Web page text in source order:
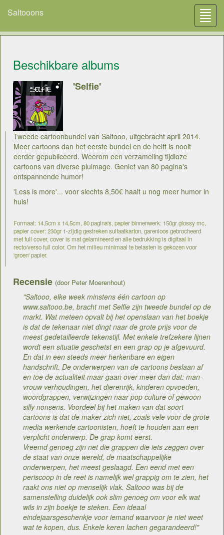
Saltooons
Beschikbare albums
'Selfie'
Tweede cartoonbundel van Saltooo, uitgebracht april 2014.
Meer cartoons dan het eerste bundel en de helft is nooit
eerder gepubliceerd. Weerom een verzameling tijdloze
cartoons van diverse pluimage. Geniet van 80 pagina's
ontspannende humor!
'Less is more'... voor slechts 8,50€ haalt u nog meer humor in
huis!
Formaat: 14,5cm x 14,5cm, 80 pagina's, papier binnenwerk: 150gr glossy mc,
papier cover: 230gr 1-zijdig gestreken sulfaatkarton, garenloos gebrocheerd
met full cover, cover is mat gelamineerd en alle bedrukking is digitaal in
recto/verso full color. Om het milieu minimaal te belasten is gekozen voor
'groen' papier.
Recensie (door Peter Moerenhout)
"Saltooo, elke week minstens één cartoon op
www.saltooo.be, bracht met Selfie zijn tweede bundel op de
markt. Wat meteen opvalt bij het openslaan van het boekje
is dat de tekenaar niet dingt naar de grote prijs voor de
meest gedetailleerde tekenstijl. Met enkele trefzekere lijnen
wordt een situatie geschetst en een grap op je afgevuurd.
En dat in een steeds meer herkenbare en eigen
handschrift. De onderwerpen van de cartoons beslaan af
en toe de actualiteit maar gaan over meer dan dat: man-
vrouw verhoudingen, het dierenrijk, kinderen opvoeden,
woordgrappen, verwijzingen naar pop culture of gewoon
silly nonsens. Voordeel bij het maken van dat soort
cartoons is dat de maker zich niet, zoals vele voor de grote
media werkende cartoonisten, hoeft te houden aan een
verplicht onderwerp. De grap komt eerst.
Vreemd genoeg zijn net die grappen die iets zeggen over
de staat van onze wereld, de maatschappelijke
onderwerpen, het meest geslaagd. Een eend met een
periscoop in de reet is namelijk wel grappig om te zien, het
raakt ons niet op menselijk vlak. Saltooo was bij de
samenstelling duidelijk ook slim genoeg om voor elk wat
wils in zijn boekje te steken. Een ideaal
eindejaarsgeschenkje voor iemand waarvoor je niet weet
wat te kopen, dus. Enkele keren lachen gegarandeerd!"